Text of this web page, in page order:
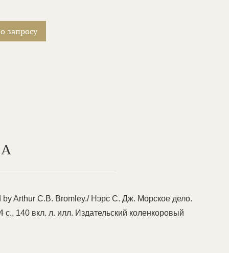
запросу
Arthur C.B. Bromley./ Нэрс С. Дж. Морское дело.
140 вкл. л. илл. Издательский коленкоровый